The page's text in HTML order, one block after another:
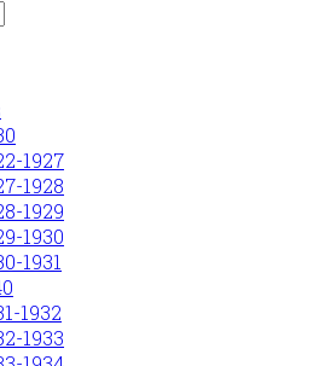
1927
1928
1929
1930
1931
1932
1933